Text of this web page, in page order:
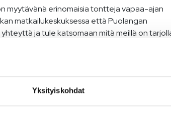
Yksityiskohdat
myytävänä erinomaisia tontteja vapaa-ajan
matkailukeskuksessa että Puolangan
ja tule katsomaan mitä meillä on